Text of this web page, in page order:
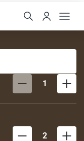
1
2